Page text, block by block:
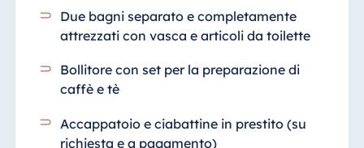
Due bagniseparato e completamente
attrezzati con vasca e articoli da toilette
Bollitore con set per la preparazione di
caffè e tè
Accappatoio e ciabattine in prestito (su
richiesta e a pagamento)